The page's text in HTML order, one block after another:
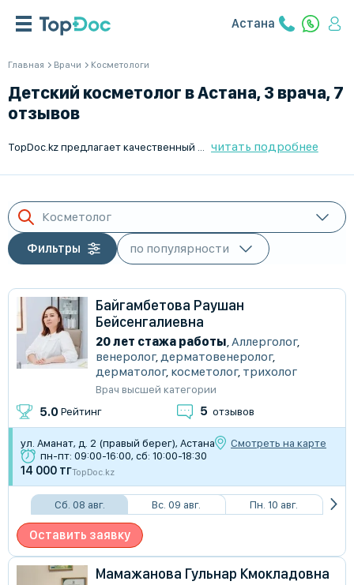
Астана
Главная Врачи Косметологи
Детский косметолог в Астана, 3 врача, 7
отзывов
читать подробнее
Косметолог
Фильтры
Байгамбетова Раушан
Бейсенгалиевна
20 лет стажа работы,Аллерголог,
венеролог,дерматовенеролог,
дерматолог, косметолог, трихолог
Врач высшей категории
5.0 Рейтинг 5 отзывов
ул. Аманат, д. 2 (правый берег), Астана
Смотреть на карте
пн-пт: 09:00-16:00, сб: 10:00-18:30
14 000 тгTopDoc.kz
Сб. 08 авг. Вс. 09 авг. Пн. 10 авг.
Оставить заявку
Мамажанова Гульнар Кмокладовна